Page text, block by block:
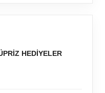
HEDİYELER